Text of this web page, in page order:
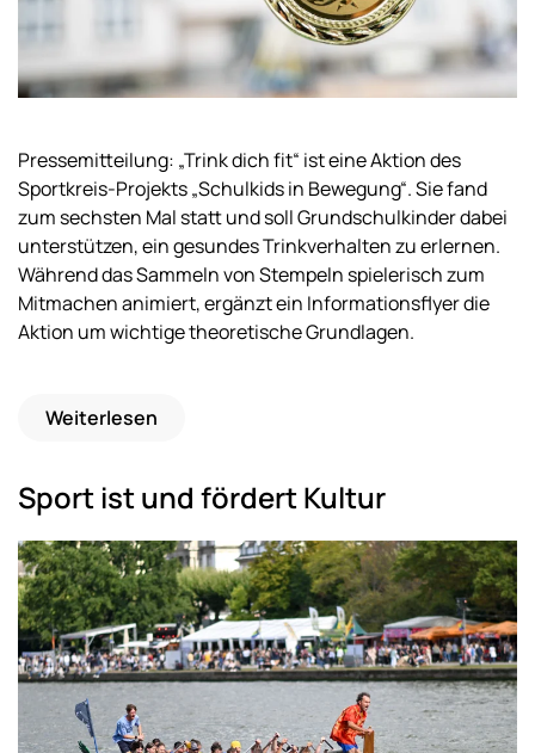
Pressemitteilung: „Trink dich fit“ ist eine Aktion des
Sportkreis-Projekts „Schulkids in Bewegung“. Sie fand
zum sechsten Mal statt und soll Grundschulkinder dabei
unterstützen, ein gesundes Trinkverhalten zu erlernen.
Während das Sammeln von Stempeln spielerisch zum
Mitmachen animiert, ergänzt ein Informationsflyer die
Aktion um wichtige theoretische Grundlagen.
Weiterlesen
Sport ist und fördert Kultur